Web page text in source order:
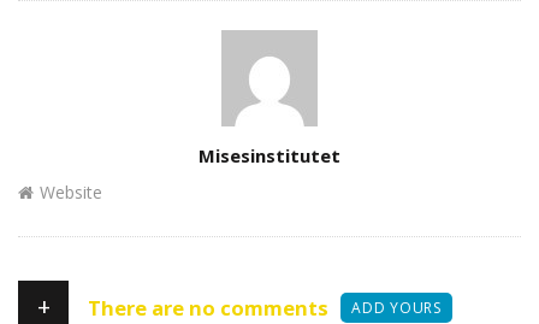
Misesinstitutet
Website
+ There are no comments ADD YOURS